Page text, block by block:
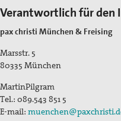
Pater Manfred
Wilhelmine Miller
Projekte
Das Mauermuseum
Verantwortlich für den
pax christi München & Freising
Marsstr. 5
80335 München
MartinPilgram
Tel.: 089.543 851 5
E-mail: